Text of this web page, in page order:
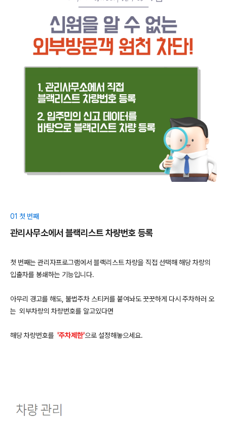
01 첫 번째
관리사무소에서 블랙리스트 차량번호 등록
첫 번째는 관리자프로그램에서 블랙리스트 차량을 직접 선택해 해당 차량의
입출차를 봉쇄하는 기능입니다.
​아무리 경고를 해도, 불법주차 스티커를 붙여놔도 꿋꿋하게 다시 주차하러 오
는 외부차량의 차량번호를 알고있다면
해당 차량번호를 '주차제한'으로 설정해놓으세요.